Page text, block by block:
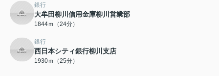
銀行
大牟田柳川信用金庫柳川営業部
1844ｍ（24分）
銀行
西日本シティ銀行柳川支店
1930ｍ（25分）